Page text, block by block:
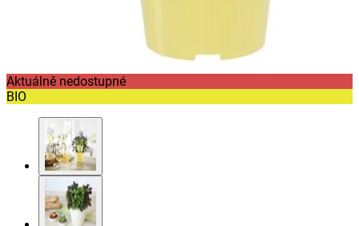
Aktuálně nedostupné
BIO